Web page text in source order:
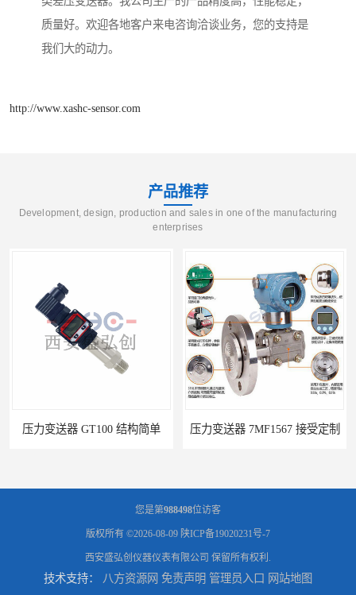
质量好。欢迎各地客户来电咨询洽谈业务，您的支持是
我们大的动力。
http://www.xashc-sensor.com
产品推荐
Development, design, production and sales in one of the manufacturing
enterprises
压力变送器 7MF1567 接受定制 压力变送器 ZPM213 按需定制
您是第988498位访客
版权所有 ©2026-08-09 陕ICP备19020231号-7
西安盛弘创仪器仪表有限公司 保留所有权利.
技术支持： 八方资源网 免责声明 管理员入口 网站地图